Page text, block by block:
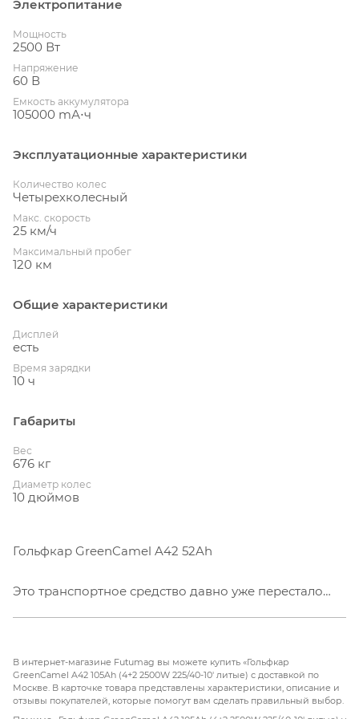
Электропитание
Мощность
2500 Вт
Напряжение
60 В
Емкость аккумулятора
105000 mА⋅ч
Эксплуатационные характеристики
Количество колес
Четырехколесный
Макс. скорость
25 км/ч
Максимальный пробег
120 км
Общие характеристики
Дисплей
есть
Время зарядки
10 ч
Габариты
Вес
676 кг
Диаметр колес
10 дюймов
Гольфкар GreenCamel A42 52Ah
Это транспортное средство давно уже перестало
мероприятиях планеты. Гольф-кары используют
президенты крупных государств и руководители
В интернет-магазине Futumag вы можете купить «Гольфкар
GreenCamel A42 105Ah (4+2 2500W 225/40-10' литые) с доставкой по
Москве. В карточке товара представлены характеристики, описание и
отзывы покупателей, которые помогут вам сделать правильный выбор.